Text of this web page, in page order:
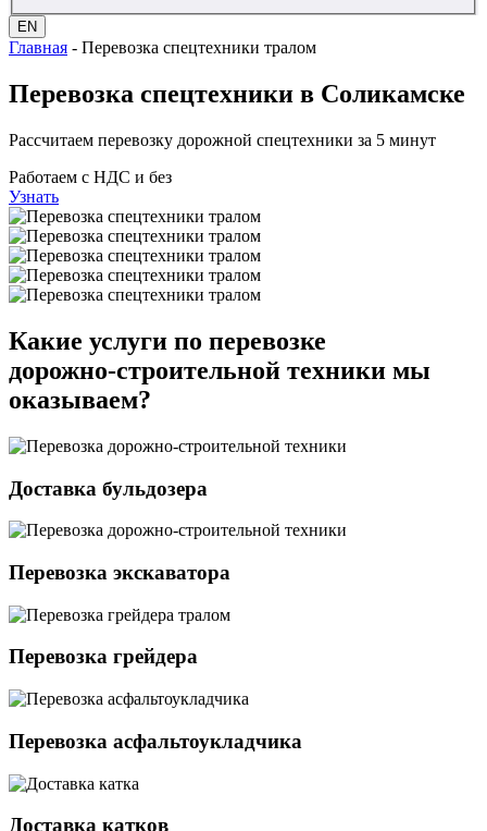
EN
Главная - Перевозка спецтехники тралом
Перевозка спецтехники в Соликамске
Рассчитаем перевозку дорожной спецтехники за 5 минут
Работаем с НДС и без
Узнать
Какие услуги по перевозке
дорожно-строительной техники мы
оказываем?
Доставка бульдозера
Перевозка экскаватора
Перевозка грейдера
Перевозка асфальтоукладчика
Доставка катков